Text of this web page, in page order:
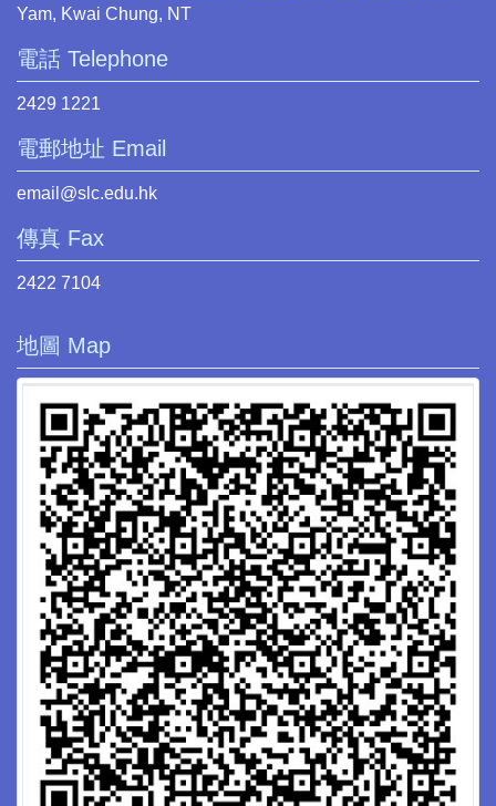
Yam, Kwai Chung, NT
電話 Telephone
2429 1221
電郵地址 Email
email@slc.edu.hk
傳真 Fax
2422 7104
地圖 Map